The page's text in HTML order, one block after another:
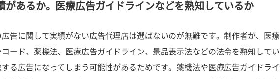
があるか。医療広告ガイドラインなどを熟知しているか
告に関して実績がない広告代理店は選ばないのが無難です。制作者が、医療
ード、薬機法、医療広告ガイドライン、景品表示法などの法令を熟知してい
る広告になってしまう可能性があるためです。薬機法や医療広告ガイドライ